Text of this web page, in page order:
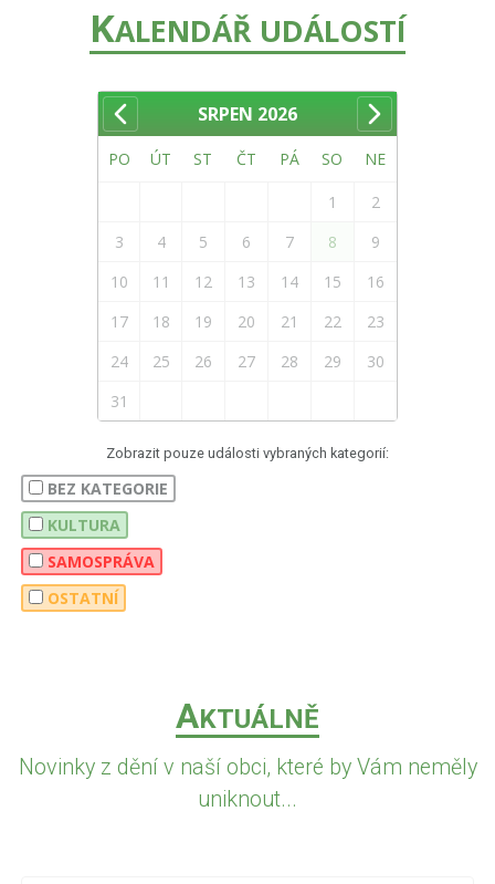
KALENDÁŘ UDÁLOSTÍ
SRPEN 2026
PO ÚT ST ČT PÁ SO NE
1
2
3
4 5 6 7 8
9
10
11 12 13 14 15
16
17
18 19 20 21 22
23
24
25 26 27 28 29
30
31
Zobrazit pouze události vybraných kategorií:
BEZ KATEGORIE
KULTURA
SAMOSPRÁVA
OSTATNÍ
AKTUÁLNĚ
Novinky z dění v naší obci, které by Vám neměly
uniknout...